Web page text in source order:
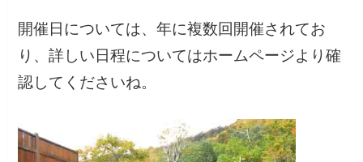
開催日については、年に複数回開催されてお
り、詳しい日程についてはホームページより確
認してくださいね。